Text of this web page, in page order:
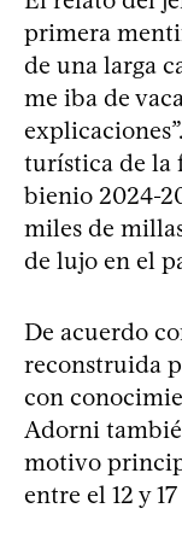
primera
de una larga
me iba de
turística de la
bienio 2024-
miles de
de lujo en el
De acuerdo
reconstruida
con
Adorni
motivo
entre el 12 y